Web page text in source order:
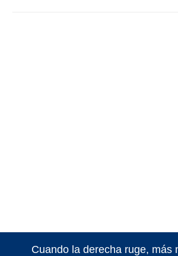
Cuando la derecha ruge, más